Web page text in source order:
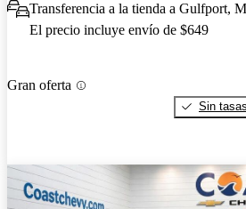
Transferencia a la tienda a Gulfport,
El precio incluye envío de $649
Gran oferta
Sin